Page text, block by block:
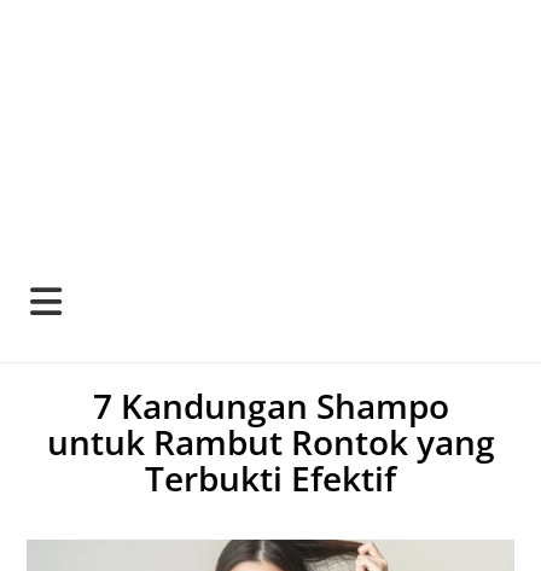
7 Kandungan Shampo
untuk Rambut Rontok yang
Terbukti Efektif